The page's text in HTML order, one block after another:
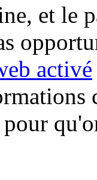
et le
activé